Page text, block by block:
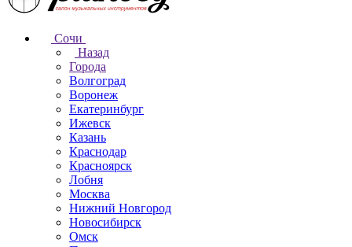
Сочи
Назад
Города
Волгоград
Воронеж
Екатеринбург
Ижевск
Казань
Краснодар
Красноярск
Лобня
Москва
Нижний Новгород
Новосибирск
Омск